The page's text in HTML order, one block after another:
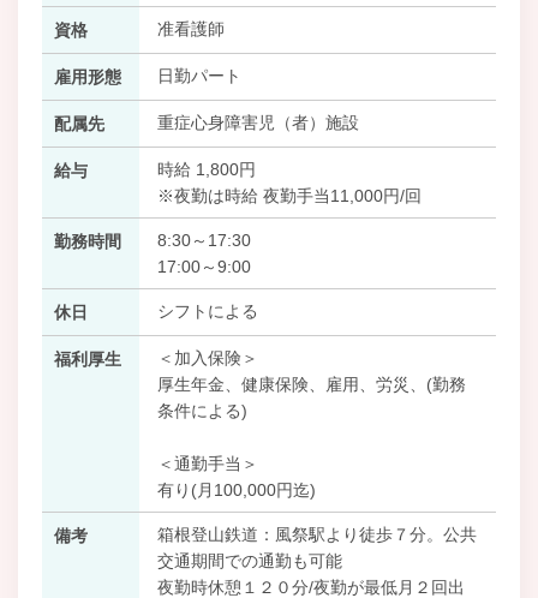
資格 准看護師
雇用形態 日勤パート
配属先 重症心身障害児（者）施設
給与
時給 1,800円
※夜勤は時給 夜勤手当11,000円/回
勤務時間
8:30～17:30
17:00～9:00
休日 シフトによる
福利厚生
＜加入保険＞
厚生年金、健康保険、雇用、労災、(勤務
条件による)
＜通勤手当＞
有り(月100,000円迄)
備考
箱根登山鉄道：風祭駅より徒歩７分。公共
交通期間での通勤も可能
夜勤時休憩１２０分/夜勤が最低月２回出